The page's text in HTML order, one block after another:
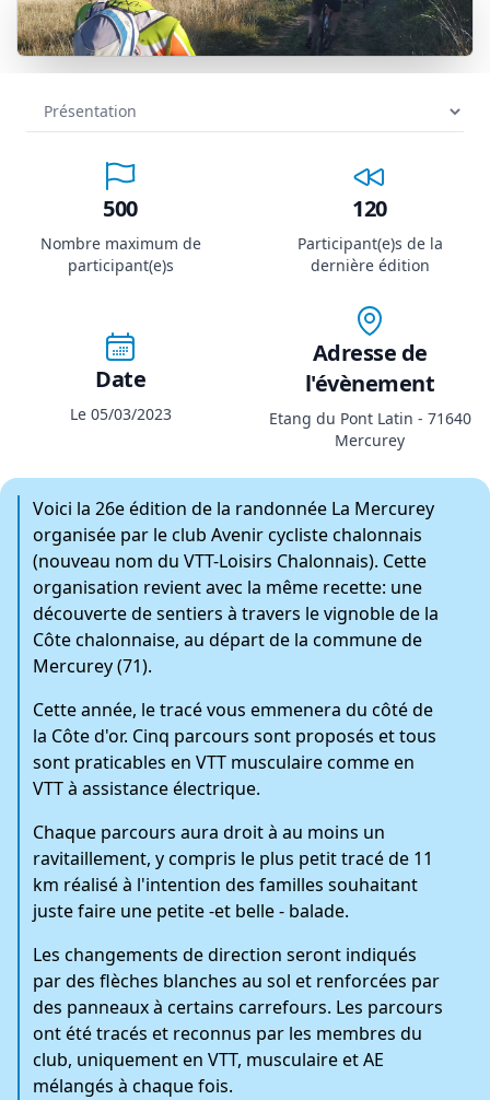
500
Nombre maximum de
participant(e)s
120
Participant(e)s de la
dernière édition
Date
Le 05/03/2023
Adresse de
l'évènement
Etang du Pont Latin - 71640
Mercurey
Voici la 26e édition de la randonnée La Mercurey
organisée par le club Avenir cycliste chalonnais
(nouveau nom du VTT-Loisirs Chalonnais). Cette
organisation revient avec la même recette: une
découverte de sentiers à travers le vignoble de la
Côte chalonnaise, au départ de la commune de
Mercurey (71).
Cette année, le tracé vous emmenera du côté de
la Côte d'or. Cinq parcours sont proposés et tous
sont praticables en VTT musculaire comme en
VTT à assistance électrique.
Chaque parcours aura droit à au moins un
ravitaillement, y compris le plus petit tracé de 11
km réalisé à l'intention des familles souhaitant
juste faire une petite -et belle - balade.
Les changements de direction seront indiqués
par des flèches blanches au sol et renforcées par
des panneaux à certains carrefours. Les parcours
ont été tracés et reconnus par les membres du
club, uniquement en VTT, musculaire et AE
mélangés à chaque fois.